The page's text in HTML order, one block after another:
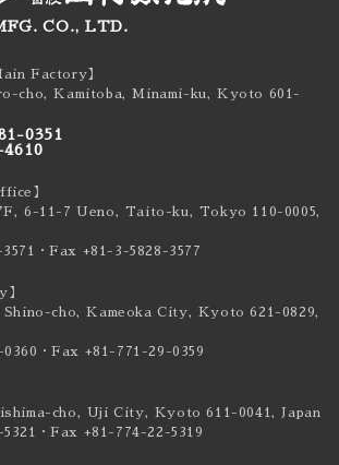
CO., LTD.
Factory】
cho, Kamitoba, Minami-ku,Kyoto 601-
0351
】
6-11-7 Ueno, Taito-ku, Tokyo 110-0005,
・Fax +81-3-5828-3577
cho, Kameoka City, Kyoto 621-0829,
・Fax +81-771-29-0359
cho, Uji City, Kyoto 611-0041, Japan
・Fax +81-774-22-5319